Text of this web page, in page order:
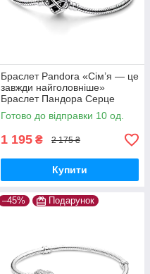
Браслет Pandora «Сім’я — це
завжди найголовніше»
Браслет Пандора Серце
Нескінченність 592645C01 16
Готово до відправки 10 од.
1 195 ₴ 2 175 ₴
Купити
–45% Подарунок